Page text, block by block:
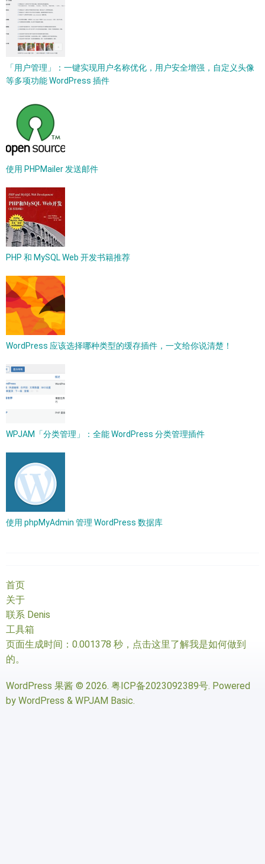
「用户管理」：一键实现用户名称优化，用户安全增强，自定义头像
等多项功能 WordPress 插件
使用 PHPMailer 发送邮件
PHP 和 MySQL Web 开发书籍推荐
WordPress 应该选择哪种类型的缓存插件，一文给你说清楚！
WPJAM「分类管理」：全能 WordPress 分类管理插件
使用 phpMyAdmin 管理 WordPress 数据库
首页
关于
联系 Denis
工具箱
页面生成时间：0.001378 秒， 点击这里了解我是如何做到
的。
WordPress 果酱 © 2026. 粤ICP备2023092389号. Powered
by WordPress & WPJAM Basic.